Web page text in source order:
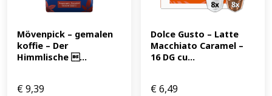
Mövenpick – gemalen
koffie – Der
Himmlische ...
€9,39
Dolce Gusto – Latte
Macchiato Caramel –
16 DG cu...
€6,49